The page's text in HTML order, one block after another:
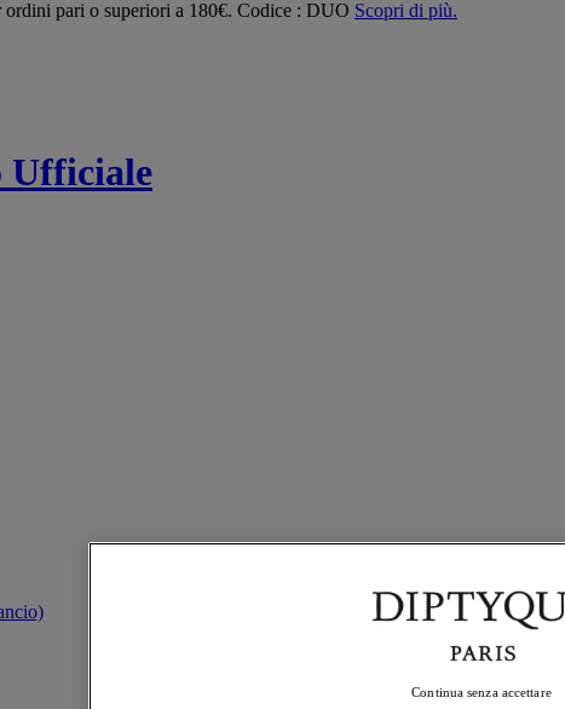
pari o superiori a 180€. Codice : DUO Scopri di più.
Ufficiale
Continua senza accettare